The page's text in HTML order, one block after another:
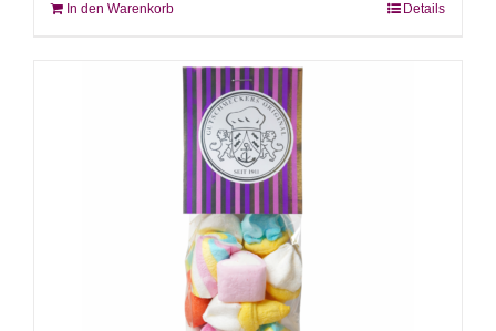
In den Warenkorb Details